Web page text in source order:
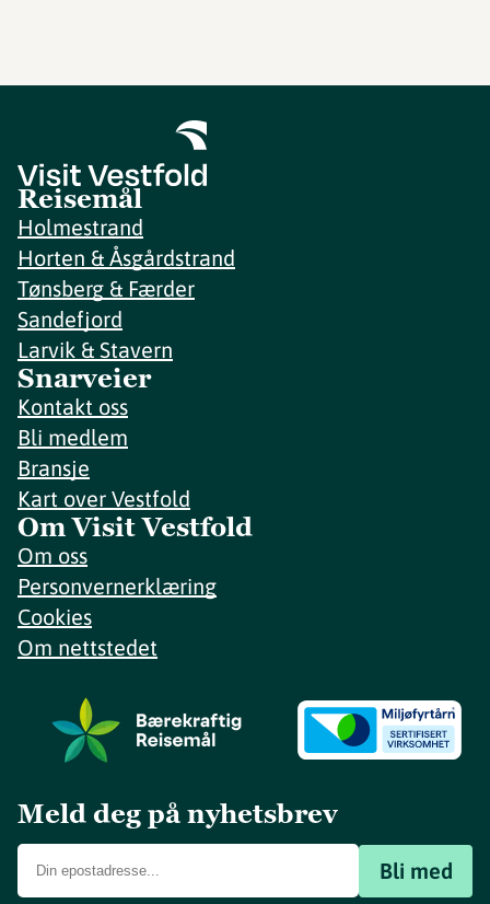
Reisemål
Holmestrand
Horten & Åsgårdstrand
Tønsberg & Færder
Sandefjord
Larvik & Stavern
Snarveier
Kontakt oss
Bli medlem
Bransje
Kart over Vestfold
Om Visit Vestfold
Om oss
Personvernerklæring
Cookies
Om nettstedet
Meld deg på nyhetsbrev
Bli med